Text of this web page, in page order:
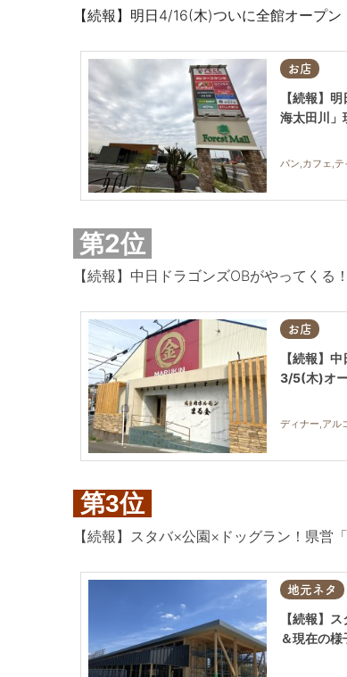
【続報】明日4/16(木)ついに全館オープ
お店
【続報】
海太田川」
パン,カフェ,
第2位
【続報】中日ドラゴンズOBがやってく
お店
【続報】
3/5(木)オ
ディナー,アル
第3位
【続報】スタバ×公園×ドッグラン！県営
地元ネタ
【続報】
＆現在の様